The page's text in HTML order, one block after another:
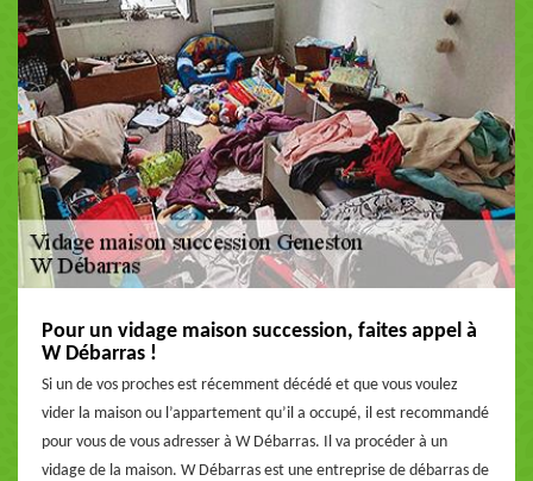
Pour un vidage maison succession, faites appel à
W Débarras !
Si un de vos proches est récemment décédé et que vous voulez
vider la maison ou l’appartement qu’il a occupé, il est recommandé
pour vous de vous adresser à W Débarras. Il va procéder à un
vidage de la maison. W Débarras est une entreprise de débarras de